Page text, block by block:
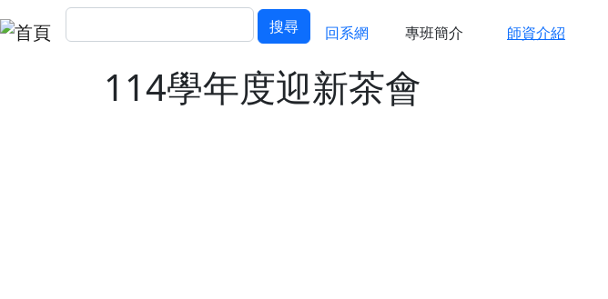
移至主內容搜尋 搜尋 回經濟系網
回系網 專班簡介 師資介紹
114學年度迎新茶會